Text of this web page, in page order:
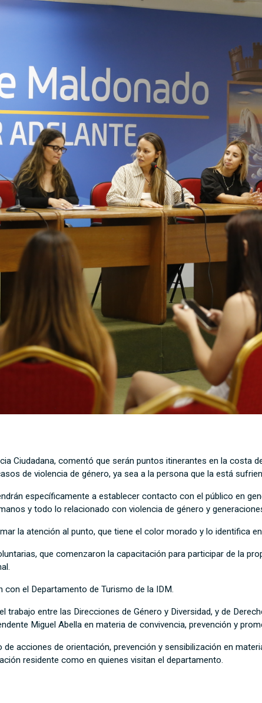
Ciudadana, comentó que serán puntos itinerantes en la costa
de violencia de género, ya sea a la persona que la está
específicamente a establecer contacto con el público en
y todo lo relacionado con violencia de género y
la atención al punto, que tiene el color morado y lo identifica
que comenzaron la capacitación para participar de la
el Departamento de Turismo de la IDM.
trabajo entre las Direcciones de Género y Diversidad, y de
Miguel Abella en materia de convivencia, prevención y
acciones de orientación, prevención y sensibilización en
residente como en quienes visitan el departamento.